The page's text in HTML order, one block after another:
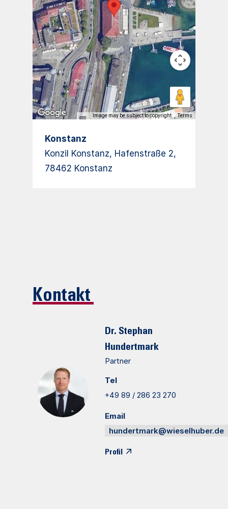
Image may be subject to copyright Terms
Konstanz
Konzil Konstanz, Hafenstraße 2,
78462 Konstanz
Kontakt
Dr. Stephan
Hundertmark
Partner
Tel
+49 89 / 286 23 270
Email
hundertmark@wieselhuber.de
Profil